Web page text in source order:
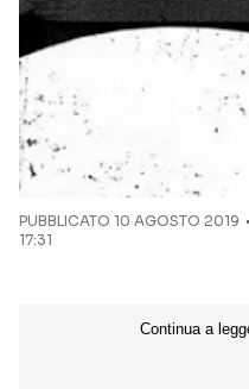
PUBBLICATO 10 AGOSTO 2019
17:31